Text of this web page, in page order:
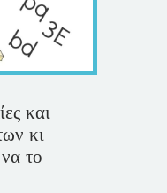
και
κι
το